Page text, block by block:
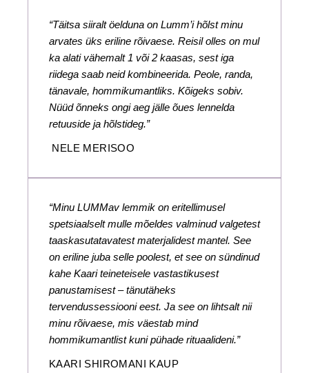
“Täitsa siiralt öelduna on Lumm’i hõlst minu
arvates üks eriline rõivaese. Reisil olles on mul
ka alati vähemalt 1 või 2 kaasas, sest iga
riidega saab neid kombineerida. Peole, randa,
tänavale, hommikumantliks. Kõigeks sobiv.
Nüüd õnneks ongi aeg jälle õues lennelda
retuuside ja hõlstideg.”
NELE MERISOO
“Minu LUMMav lemmik on eritellimusel
spetsiaalselt mulle mõeldes valminud valgetest
taaskasutatavatest materjalidest mantel. See
on eriline juba selle poolest, et see on sündinud
kahe Kaari teineteisele vastastikusest
panustamisest – tänutäheks
tervendussessiooni eest. Ja see on lihtsalt nii
minu rõivaese, mis väestab mind
hommikumantlist kuni pühade rituaalideni.”
KAARI SHIROMANI KAUP